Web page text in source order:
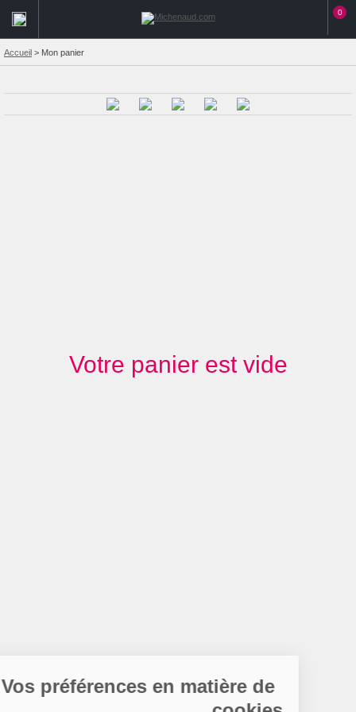
Vos préférences en matière de
0
Accueil > Mon panier
Votre panier est vide